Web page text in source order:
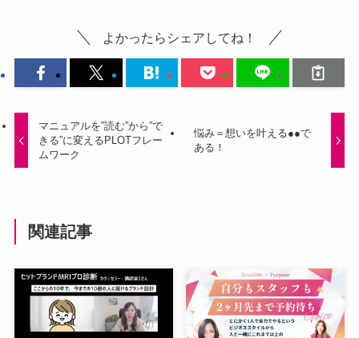
よかったらシェアしてね！
マニュアルを”読む”から”で
きる”に変えるPLOTフレー
ムワーク
悩み＝想いを叶える●●で
ある！
関連記事